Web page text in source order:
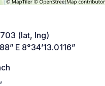
(lat, lng)
E 8°34’13.0116”